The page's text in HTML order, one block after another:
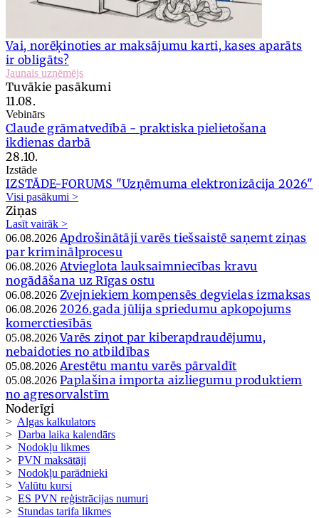
Vai, norēķinoties ar maksājumu karti, kases aparāts
ir obligāts?
Jaunais uzņēmējs
Tuvākie pasākumi
11.08.
Vebinārs
Claude grāmatvedībā - praktiska pielietošana
ikdienas darbā
28.10.
Izstāde
IZSTĀDE-FORUMS "Uzņēmuma elektronizācija 2026"
Visi pasākumi >
Ziņas
Lasīt vairāk >
06.08.2026 Apdrošinātāji varēs tiešsaistē saņemt ziņas
par kriminālprocesu
06.08.2026 Atvieglota lauksaimniecības kravu
nogādāšana uz Rīgas ostu
06.08.2026 Zvejniekiem kompensēs degvielas izmaksas
06.08.2026 2026.gada jūlija spriedumu apkopojums
komerctiesībās
05.08.2026 Varēs ziņot par kiberapdraudējumu,
nebaidoties no atbildības
05.08.2026 Arestētu mantu varēs pārvaldīt
05.08.2026 Paplašina importa aizliegumu produktiem
no agresorvalstīm
Noderīgi
> Algas kalkulators
> Darba laika kalendārs
> Nodokļu likmes
> PVN maksātāji
> Nodokļu parādnieki
> Valūtu kursi
> ES PVN reģistrācijas numuri
> Stundas tarifa likmes